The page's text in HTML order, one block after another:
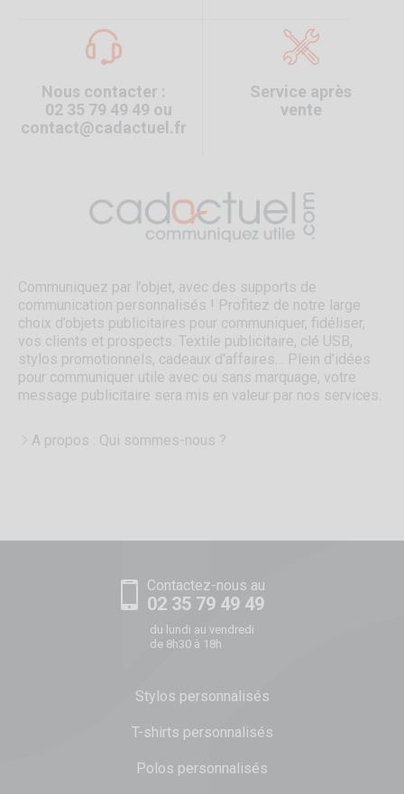
Nous contacter :
02 35 79 49 49 ou
contact@cadactuel.fr
Service après
vente
Communiquez par l’objet, avec des supports de
communication personnalisés ! Profitez de notre large
choix d’objets publicitaires pour communiquer, fidéliser,
vos clients et prospects. Textile publicitaire, clé USB,
stylos promotionnels, cadeaux d'affaires… Plein d’idées
pour communiquer utile avec ou sans marquage, votre
message publicitaire sera mis en valeur par nos services.
A propos : Qui sommes-nous ?
Contactez-nous au
02 35 79 49 49
du lundi au vendredi
de 8h30 à 18h
Stylos personnalisés
T-shirts personnalisés
Polos personnalisés